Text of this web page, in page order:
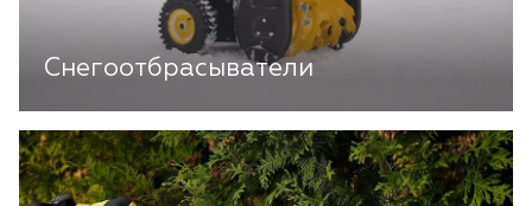
Снегоотбрасыватели